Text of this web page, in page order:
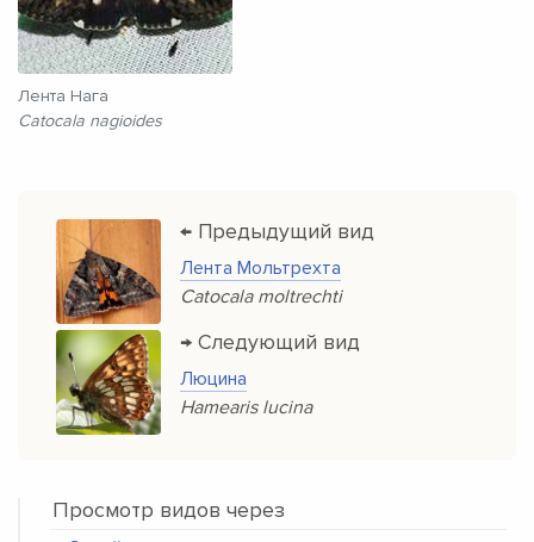
Лента Нага
Catocala nagioides
← Предыдущий вид
Лента Мольтрехта
Catocala moltrechti
→ Следующий вид
Люцина
Hamearis lucina
Просмотр видов через